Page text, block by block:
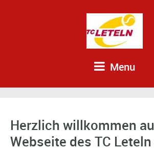
Menu
Herzlich willkommen
Webseite des TC Leteln